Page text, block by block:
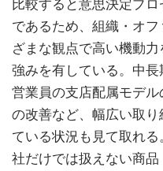
比較すると意思決定プ
であるため、組織・オ
ざまな観点で高い機動
強みを有している。中長
営業員の支店配属モデ
の改善など、幅広い取
ている状況も見て取れ
社だけでは扱えない商